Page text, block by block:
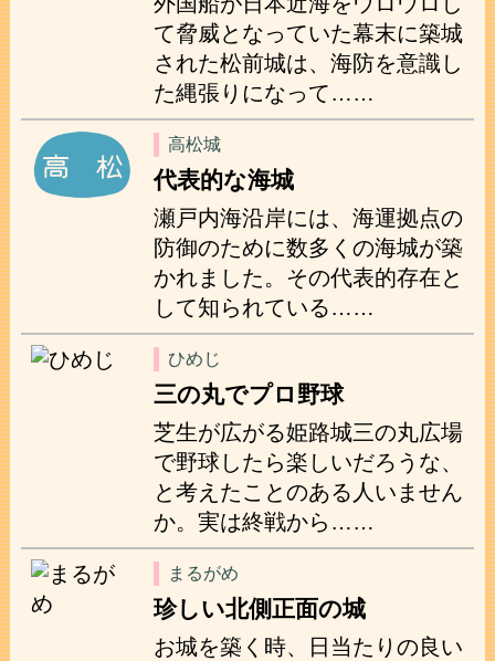
て脅威となっていた幕末に築城
された松前城は、海防を意識し
た縄張りになって……
高松城
代表的な海城
瀬戸内海沿岸には、海運拠点の
防御のために数多くの海城が築
かれました。その代表的存在と
して知られている……
ひめじ
三の丸でプロ野球
芝生が広がる姫路城三の丸広場
で野球したら楽しいだろうな、
と考えたことのある人いません
か。実は終戦から……
まるがめ
珍しい北側正面の城
お城を築く時、日当たりの良い